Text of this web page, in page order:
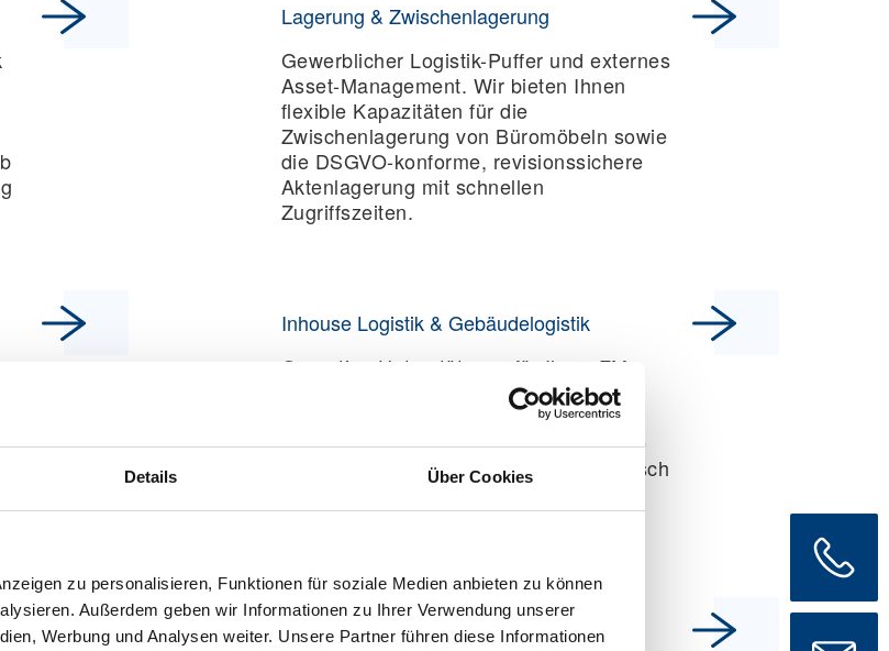
Details Über Cookies
zu personalisieren, Funktionen für soziale Medien anbieten zu können
Außerdem geben wir Informationen zu Ihrer Verwendung unserer
Werbung und Analysen weiter. Unsere Partner führen diese Informationen
Lagerung & Zwischenlagerung
Gewerblicher Logistik-Puffer und externes
Asset-Management. Wir bieten Ihnen
flexible Kapazitäten für die
Zwischenlagerung von Büromöbeln sowie
die DSGVO-konforme, revisionssichere
Aktenlagerung mit schnellen
Zugriffszeiten.
Inhouse Logistik & Gebäudelogistik
Operative Unterstützung für Ihren FM-
Alltag. Wir übernehmen die
kontinuierliche Flächenreorganisation,
Möbelmontagen und interne Transporte
geräuschlos im Hintergrund – auf Wunsch
Umzugsmanagement für Großprojekte